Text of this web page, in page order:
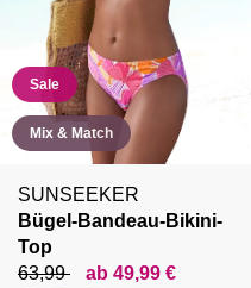
Sale
Mix & Match
SUNSEEKER
Bügel-Bandeau-Bikini-
Top
63,99
ab 49,99 €